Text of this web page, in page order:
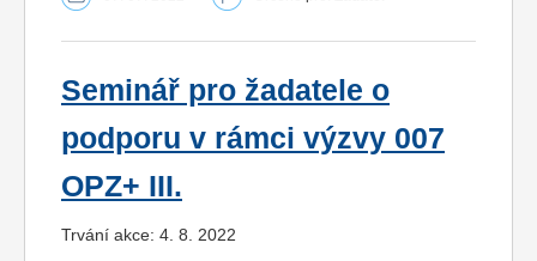
Seminář pro žadatele o
podporu v rámci výzvy 007
OPZ+ III.
Trvání akce: 4. 8. 2022